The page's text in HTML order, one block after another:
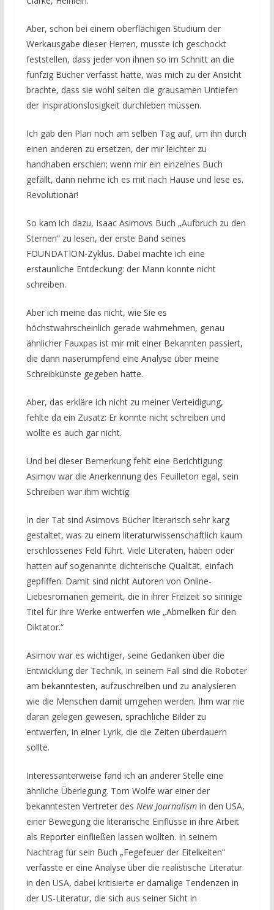
Aber, schon bei einem oberflächigen Studium der
Werkausgabe dieser Herren, musste ich geschockt
feststellen, dass jeder von ihnen so im Schnitt an die
fünfzig Bücher verfasst hatte, was mich zu der Ansicht
brachte, dass sie wohl selten die grausamen Untiefen
der Inspirationslosigkeit durchleben müssen.
Ich gab den Plan noch am selben Tag auf, um ihn durch
einen anderen zu ersetzen, der mir leichter zu
handhaben erschien; wenn mir ein einzelnes Buch
gefällt, dann nehme ich es mit nach Hause und lese es.
Revolutionär!
So kam ich dazu, Isaac Asimovs Buch „Aufbruch zu den
Sternen“ zu lesen, der erste Band seines
FOUNDATION-Zyklus. Dabei machte ich eine
erstaunliche Entdeckung: der Mann konnte nicht
schreiben.
Aber ich meine das nicht, wie Sie es
höchstwahrscheinlich gerade wahrnehmen, genau
ähnlicher Fauxpas ist mir mit einer Bekannten passiert,
die dann naserümpfend eine Analyse über meine
Schreibkünste gegeben hatte.
Aber, das erkläre ich nicht zu meiner Verteidigung,
fehlte da ein Zusatz: Er konnte nicht schreiben und
wollte es auch gar nicht.
Und bei dieser Bemerkung fehlt eine Berichtigung:
Asimov war die Anerkennung des Feuilleton egal, sein
Schreiben war ihm wichtig.
In der Tat sind Asimovs Bücher literarisch sehr karg
gestaltet, was zu einem literaturwissenschaftlich kaum
erschlossenes Feld führt. Viele Literaten, haben oder
hatten auf sogenannte dichterische Qualität, einfach
gepfiffen. Damit sind nicht Autoren von Online-
Liebesromanen gemeint, die in ihrer Freizeit so sinnige
Titel für ihre Werke entwerfen wie „Abmelken für den
Diktator.“
Asimov war es wichtiger, seine Gedanken über die
Entwicklung der Technik, in seinem Fall sind die Roboter
am bekanntesten, aufzuschreiben und zu analysieren
wie die Menschen damit umgehen werden. Ihm war nie
daran gelegen gewesen, sprachliche Bilder zu
entwerfen, in einer Lyrik, die die Zeiten überdauern
sollte.
Interessanterweise fand ich an anderer Stelle eine
ähnliche Überlegung. Tom Wolfe war einer der
bekanntesten Vertreter des New Journalismin den USA,
einer Bewegung die literarische Einflüsse in ihre Arbeit
als Reporter einfließen lassen wollten. In seinem
Nachtrag für sein Buch „Fegefeuer der Eitelkeiten“
verfasste er eine Analyse über die realistische Literatur
in den USA, dabei kritisierte er damalige Tendenzen in
der US-Literatur, die sich aus seiner Sicht in